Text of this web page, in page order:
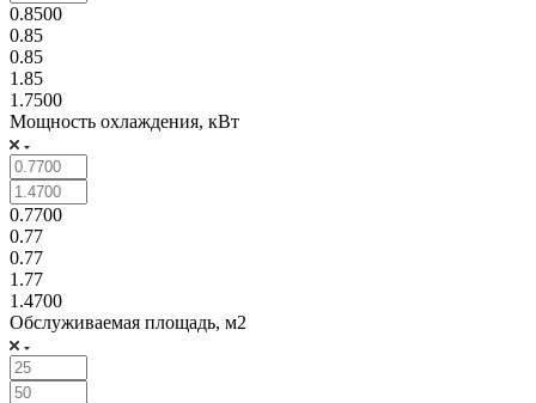
0.8500
0.85
0.85
1.85
1.7500
Мощность охлаждения, кВт
0.7700
0.77
0.77
1.77
1.4700
Обслуживаемая площадь, м2